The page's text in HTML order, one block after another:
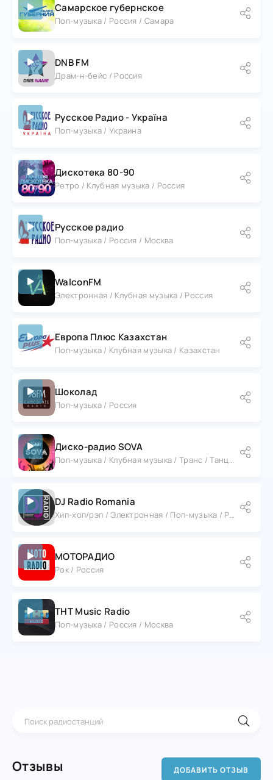
Самарское губернское
Поп-музыка / Россия / Самара
DNB FM
Драм-н-бейс / Россия
Русское Радио - Україна
Поп-музыка / Украина
Дискотека 80-90
Ретро / Клубная музыка / Россия
Русское радио
Поп-музыка / Россия / Москва
WalconFM
Электронная / Клубная музыка / Россия
Европа Плюс Казахстан
Поп-музыка / Клубная музыка / Казахстан
Шоколад
Поп-музыка / Россия
Диско-радио SOVA
DJ Radio Romania
МОТОРАДИО
Рок / Россия
ТНТ Music Radio
Поп-музыка / Россия / Москва
Отзывы ДОБАВИТЬ ОТЗЫВ